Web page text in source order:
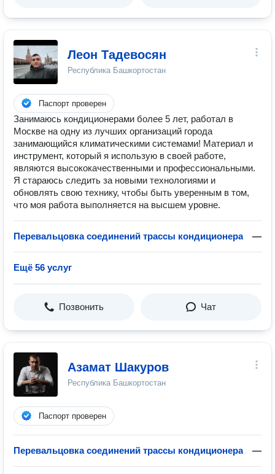
Леон Тадевосян
Республика Башкортостан
Паспорт проверен
Занимаюсь кондиционерами более 5 лет, работал в
Москве на одну из лучших организаций города
занимающийся климатическими системами! Материал и
инструмент, который я использую в своей работе,
являются высококачественными и профессиональными.
Я стараюсь следить за новыми технологиями и
обновлять свою технику, чтобы быть уверенным в том,
что моя работа выполняется на высшем уровне.
Перевальцовка соединений трассы кондиционера —
Ещё 56 услуг
Позвонить Чат
Азамат Шакуров
Республика Башкортостан
Паспорт проверен
Перевальцовка соединений трассы кондиционера —